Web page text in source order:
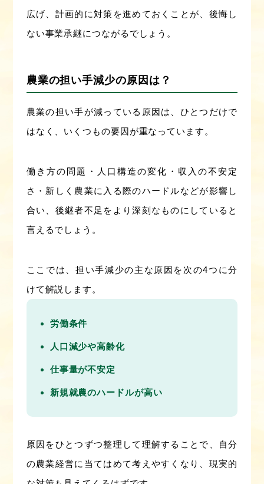
広げ、計画的に対策を進めておくことが、後悔し
ない事業承継につながるでしょう。
農業の担い手減少の原因は？
農業の担い手が減っている原因は、ひとつだけで
はなく、いくつもの要因が重なっています。
働き方の問題・人口構造の変化・収入の不安定
さ・新しく農業に入る際のハードルなどが影響し
合い、後継者不足をより深刻なものにしていると
言えるでしょう。
ここでは、担い手減少の主な原因を次の4つに分
けて解説します。
労働条件
人口減少や高齢化
仕事量が不安定
新規就農のハードルが高い
原因をひとつずつ整理して理解することで、自分
の農業経営に当てはめて考えやすくなり、現実的